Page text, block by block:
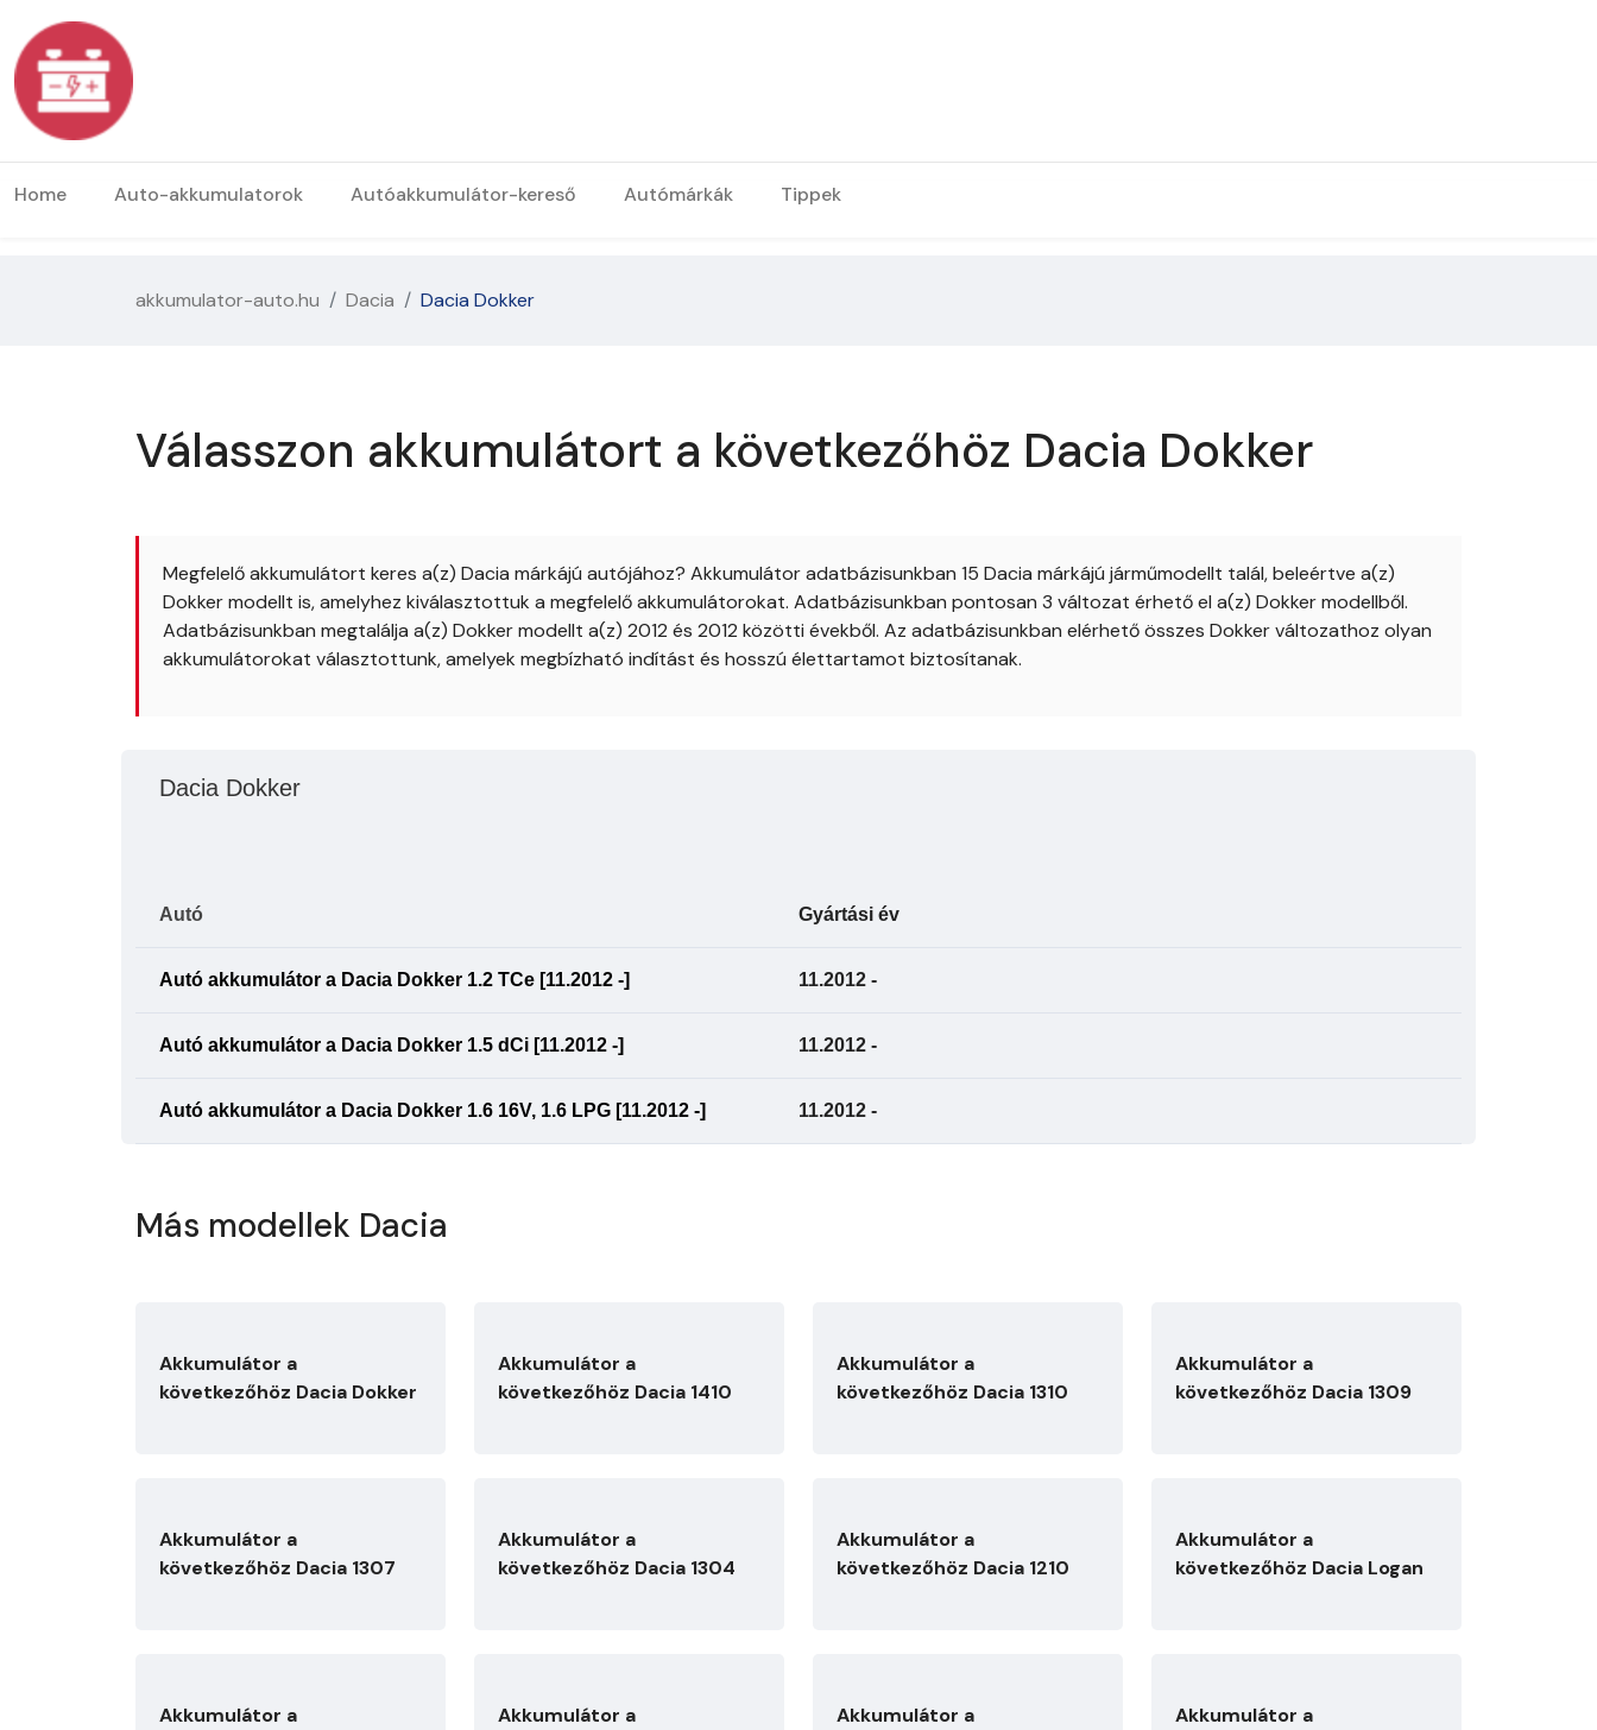
Home Auto-akkumulatorok Autóakkumulátor-kereső Autómárkák Tippek
akkumulator-auto.hu Dacia Dacia Dokker
Válasszon akkumulátort a következőhöz Dacia Dokker
Megfelelő akkumulátort keres a(z) Dacia márkájú autójához? Akkumulátor adatbázisunkban 15 Dacia márkájú járműmodellt talál, beleértve a(z)
Dokker modellt is, amelyhez kiválasztottuk a megfelelő akkumulátorokat. Adatbázisunkban pontosan 3 változat érhető el a(z) Dokker modellből.
Adatbázisunkban megtalálja a(z) Dokker modellt a(z) 2012 és 2012 közötti évekből. Az adatbázisunkban elérhető összes Dokker változathoz olyan
akkumulátorokat választottunk, amelyek megbízható indítást és hosszú élettartamot biztosítanak.
Dacia Dokker
Autó Gyártási év
Autó akkumulátor a Dacia Dokker 1.2 TCe [11.2012 -] 11.2012 -
Autó akkumulátor a Dacia Dokker 1.5 dCi [11.2012 -] 11.2012 -
Autó akkumulátor a Dacia Dokker 1.6 16V, 1.6 LPG [11.2012 -] 11.2012 -
Más modellek Dacia
Akkumulátor a
következőhöz Dacia Dokker
Akkumulátor a
következőhöz Dacia 1410
Akkumulátor a
következőhöz Dacia 1310
Akkumulátor a
következőhöz Dacia 1309
Akkumulátor a
következőhöz Dacia 1307
Akkumulátor a
következőhöz Dacia 1304
Akkumulátor a
következőhöz Dacia 1210
Akkumulátor a
következőhöz Dacia Logan
Akkumulátor a
Akkumulátor a
Akkumulátor a
Akkumulátor a